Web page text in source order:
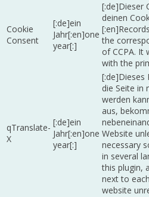
Cookie
Consent
[:de]ein
Jahr[:en]one
year[:]
[:de]Dieser
deinen
the
of CCPA. It
with the
qTranslate-
X
[:de]ein
Jahr[:en]one
year[:]
[:de]Dieses
die Seite in
werden
aus,
Website
necessary
in several
this plugin,
next to
website